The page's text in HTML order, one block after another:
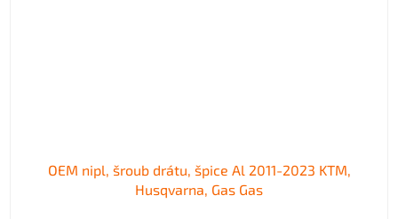
OEM nipl, šroub drátu, špice Al 2011-2023 KTM,
Husqvarna, Gas Gas